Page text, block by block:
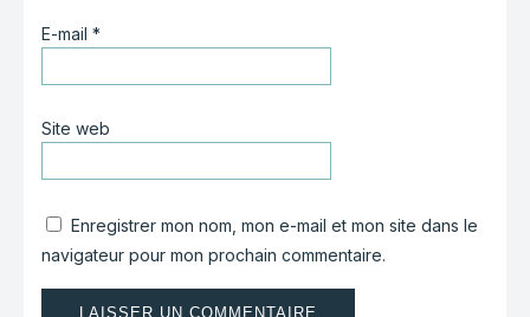
E-mail *
Site web
Enregistrer mon nom, mon e-mail et mon site dans le
navigateur pour mon prochain commentaire.